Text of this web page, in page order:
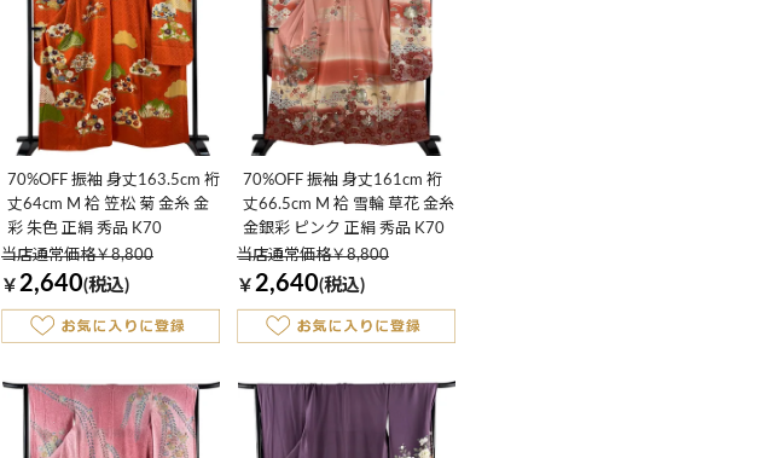
70%OFF 振袖 身丈163.5cm 裄
丈64cm M 袷 笠松 菊 金糸 金
彩 朱色 正絹 秀品 K70
当店通常価格￥8,800
￥ 2,640(税込)
70%OFF 振袖 身丈161cm 裄
丈66.5cm M 袷 雪輪 草花 金糸
金銀彩 ピンク 正絹 秀品 K70
当店通常価格￥8,800
￥ 2,640(税込)